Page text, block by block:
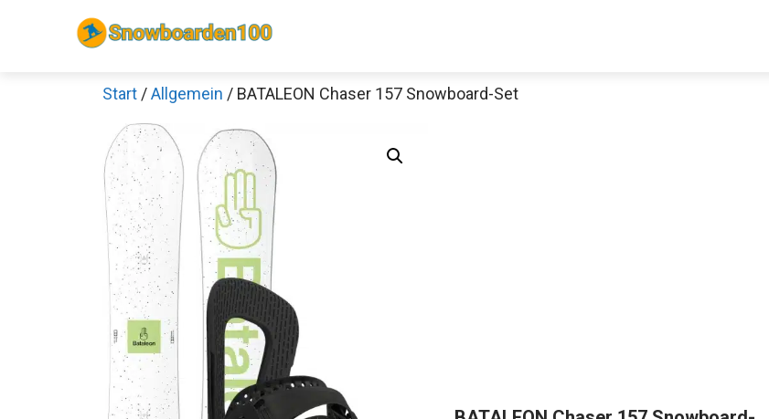
Start /Allgemein / BATALEON Chaser 157 Snowboard-Set